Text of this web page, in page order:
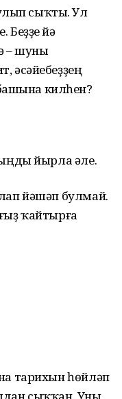
сыҡты. Ул
Беҙҙе йә
– шуны
әсәйебеҙҙең
килһен?
йырла әле.
йәшәп булмай.
ҡайтырға
тарихын һөйләп